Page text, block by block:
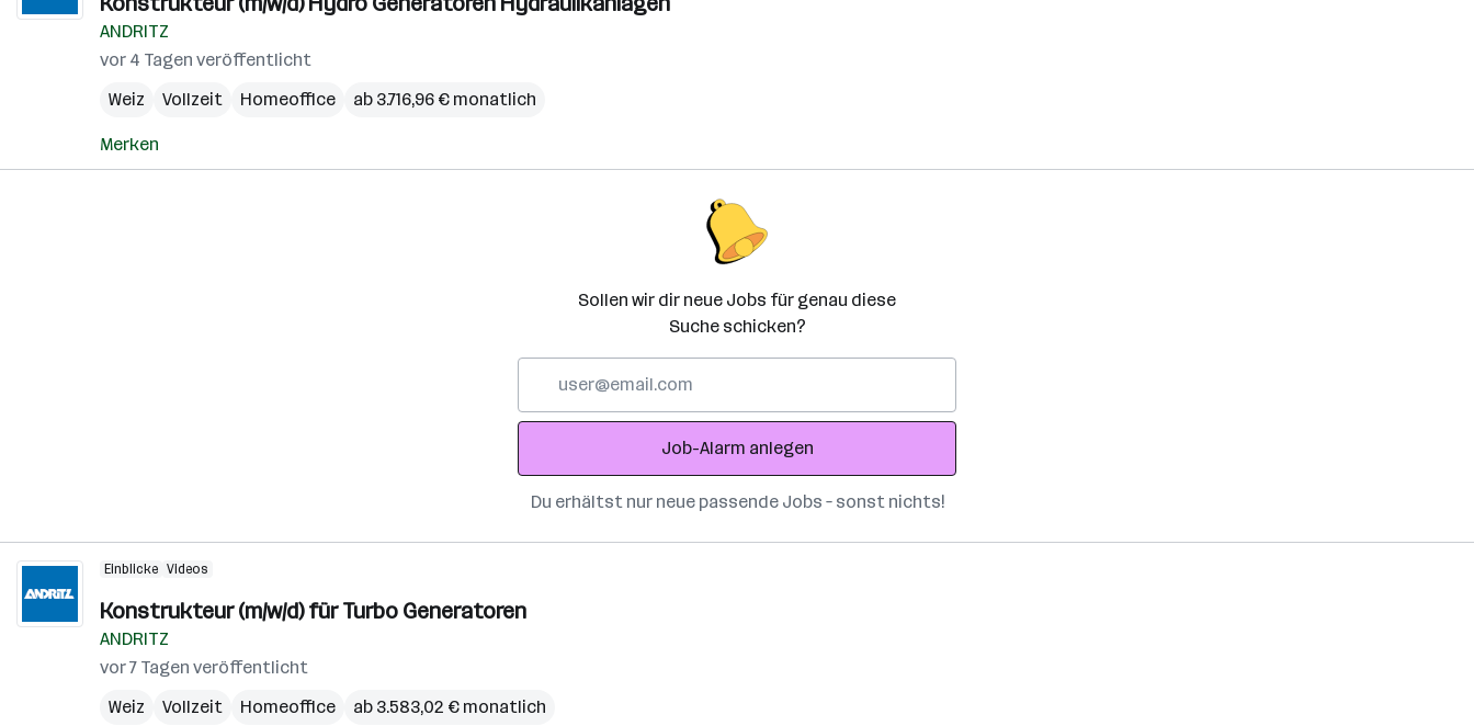
ANDRITZ
vor 4 Tagen veröffentlicht
Weiz
Vollzeit Homeoffice ab 3.716,96 € monatlich
Merken
Sollen wir dir neue Jobs für genau diese
Suche schicken?
Adresse
Job-Alarm anlegen
Du erhältst nur neue passende Jobs – sonst nichts!
Einblicke Videos
Konstrukteur (m/w/d) für Turbo Generatoren
ANDRITZ
vor 7 Tagen veröffentlicht
Weiz
Vollzeit Homeoffice ab 3.583,02 € monatlich